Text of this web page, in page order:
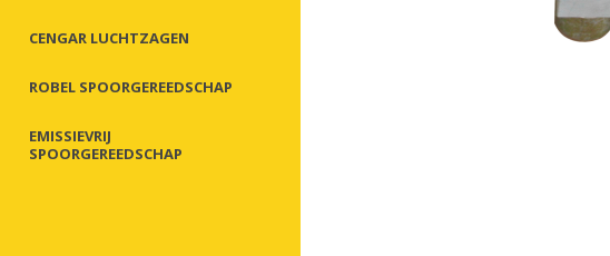
CENGAR LUCHTZAGEN
ROBEL SPOORGEREEDSCHAP
EMISSIEVRIJ
SPOORGEREEDSCHAP